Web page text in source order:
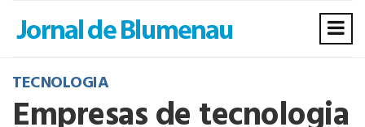
TECNOLOGIA
Empresas de tecnologia